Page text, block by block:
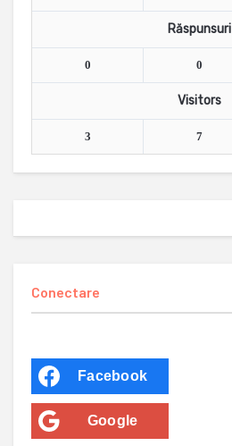
Răspunsuri
0 0
Visitors
3 7
Conectare
Facebook
Google